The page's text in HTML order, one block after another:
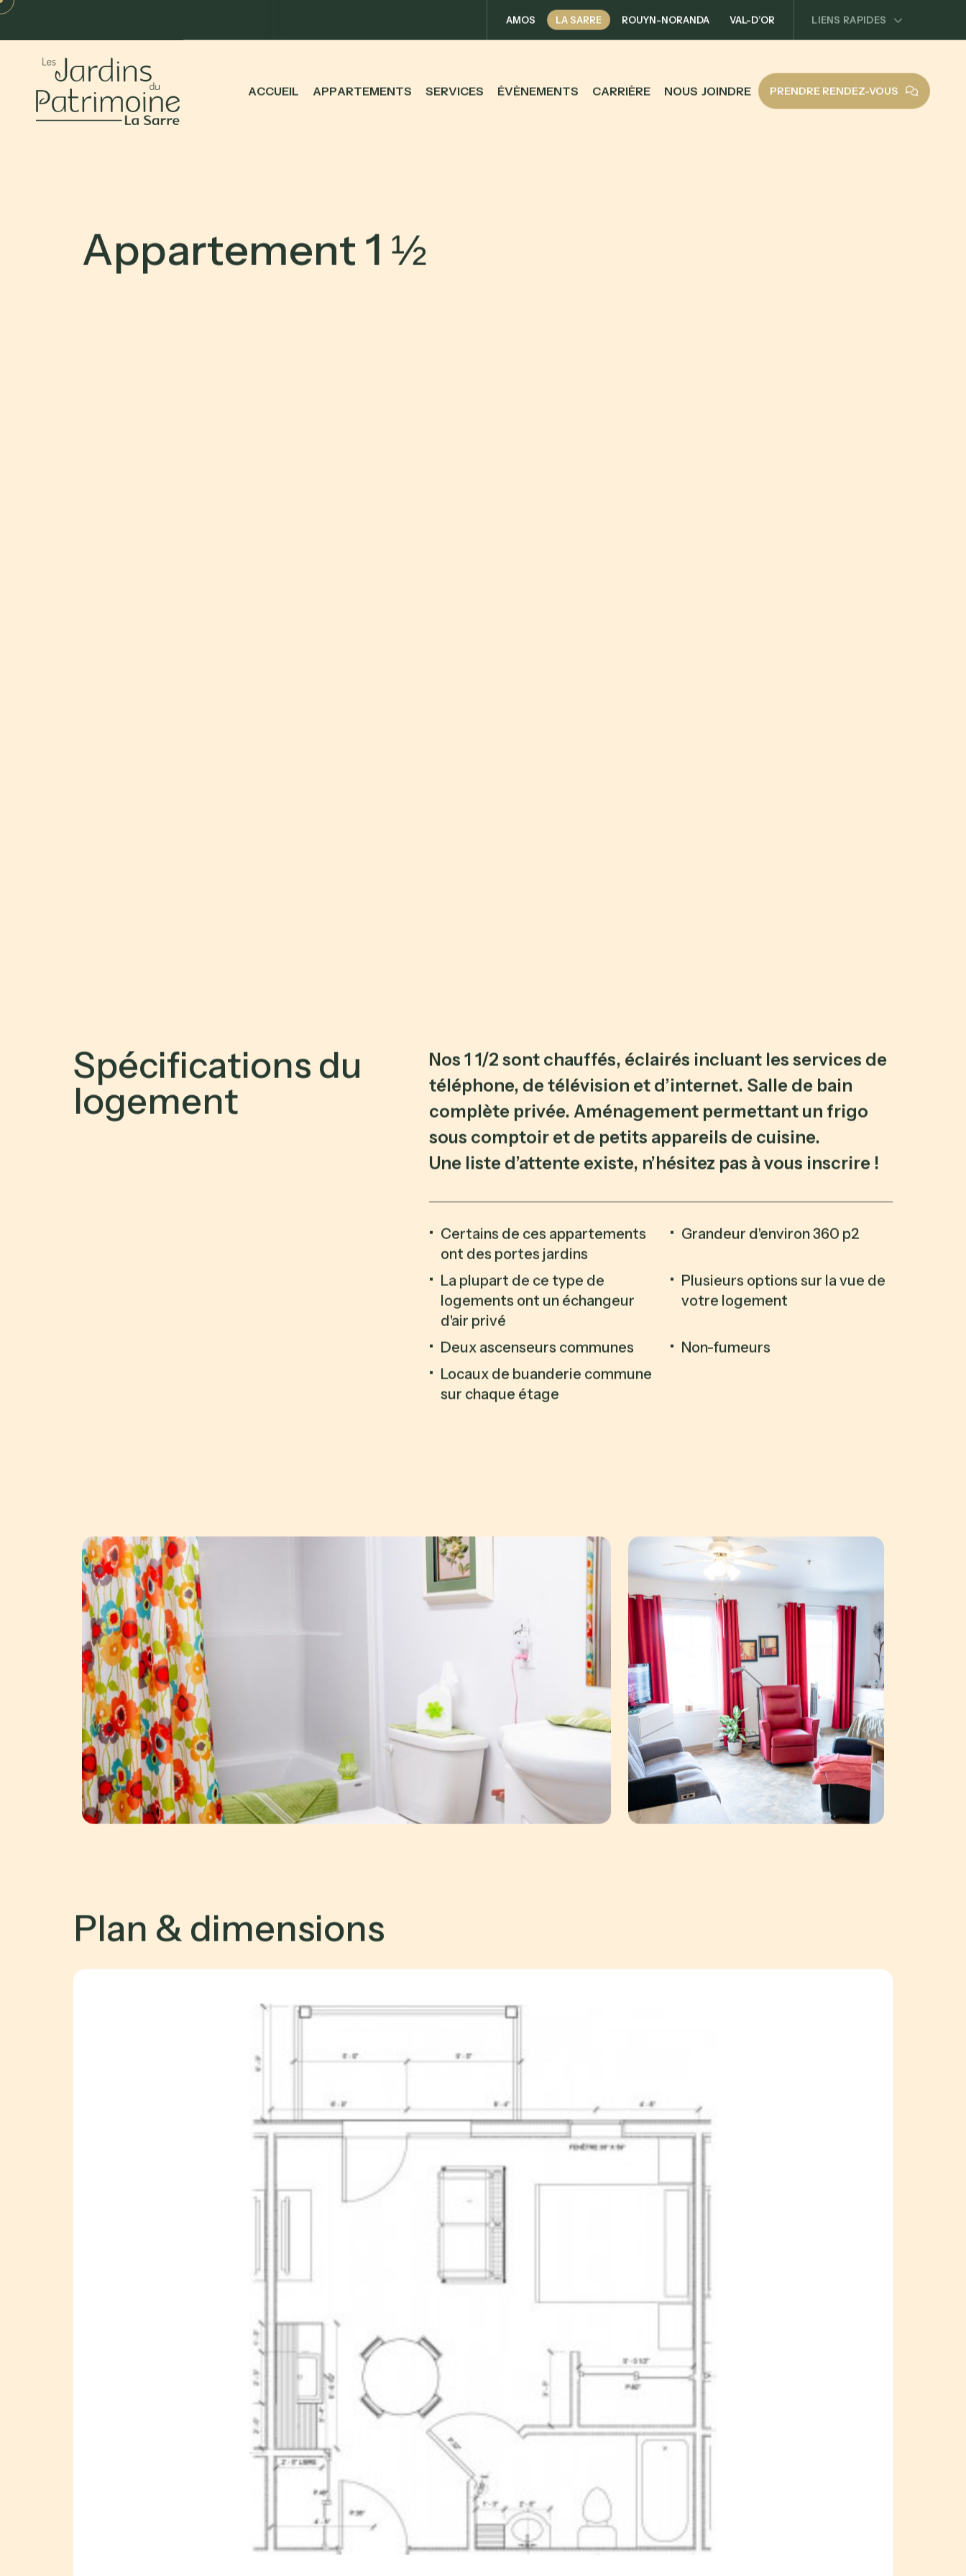
AMOS LA SARRE ROUYN-NORANDA VAL-D’OR LIENS RAPIDES
ACCUEIL APPARTEMENTS SERVICES ÉVÈNEMENTS CARRIÈRE NOUS JOINDRE PRENDRE RENDEZ-VOUS
Appartement 1 ½
Spécifications du
logement
Nos 1 1/2 sont chauffés, éclairés incluant les services de
téléphone, de télévision et d’internet. Salle de bain
complète privée. Aménagement permettant un frigo
sous comptoir et de petits appareils de cuisine.
Une liste d’attente existe, n’hésitez pas à vous inscrire !
Certains de ces appartements
ont des portes jardins
Grandeur d'environ 360 p2
La plupart de ce type de
logements ont un échangeur
d'air privé
Plusieurs options sur la vue de
votre logement
Deux ascenseurs communes
Non-fumeurs
Locaux de buanderie commune
sur chaque étage
Plan & dimensions